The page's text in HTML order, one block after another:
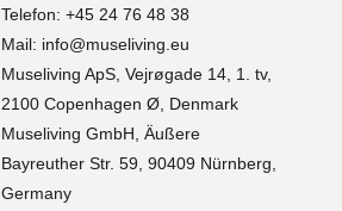
Telefon: +45 24 76 48 38
Mail: info@museliving.eu
Museliving ApS, Vejrøgade 14, 1. tv,
2100 Copenhagen Ø, Denmark
Museliving GmbH, Äußere
Bayreuther Str. 59, 90409 Nürnberg,
Germany